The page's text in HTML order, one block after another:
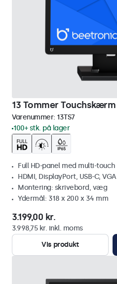
13 Tommer Touchskærm
Varenummer: 13TS7
100+ stk. på lager
Full HD-panel med multi-touch
HDMI, DisplayPort, USB-C, VGA
Montering: skrivebord, væg
Ydermål: 318 x 200 x 34 mm
3.199,00 kr.
3.998,75 kr. inkl. moms
Vis produkt